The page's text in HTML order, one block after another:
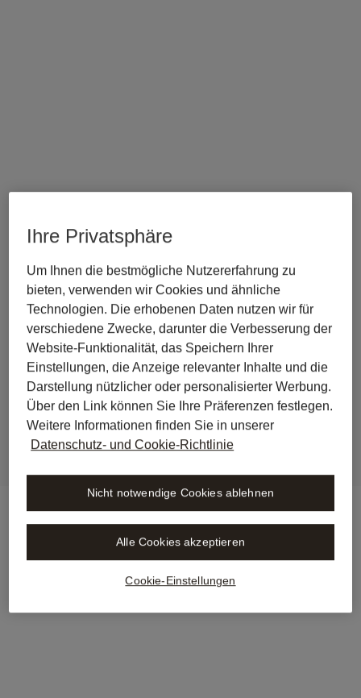
Zurück zu Journal
Libra expandiert nach Polen:
Vertrauenswürdige LEX-
Inhalte von Wolters Kluwer
jetzt in Libra by Wolters
Kluwer verfügbar
Ihre Privatsphäre
Um Ihnen die bestmögliche Nutzererfahrung zu
bieten, verwenden wir Cookies und ähnliche
Technologien. Die erhobenen Daten nutzen wir für
verschiedene Zwecke, darunter die Verbesserung der
Website-Funktionalität, das Speichern Ihrer
Einstellungen, die Anzeige relevanter Inhalte und die
Darstellung nützlicher oder personalisierter Werbung.
Über den Link können Sie Ihre Präferenzen festlegen.
Weitere Informationen finden Sie in unserer
Datenschutz- und Cookie-Richtlinie
Cookie-Einstellungen
Nicht notwendige Cookies ablehnen
Alle Cookies akzeptieren